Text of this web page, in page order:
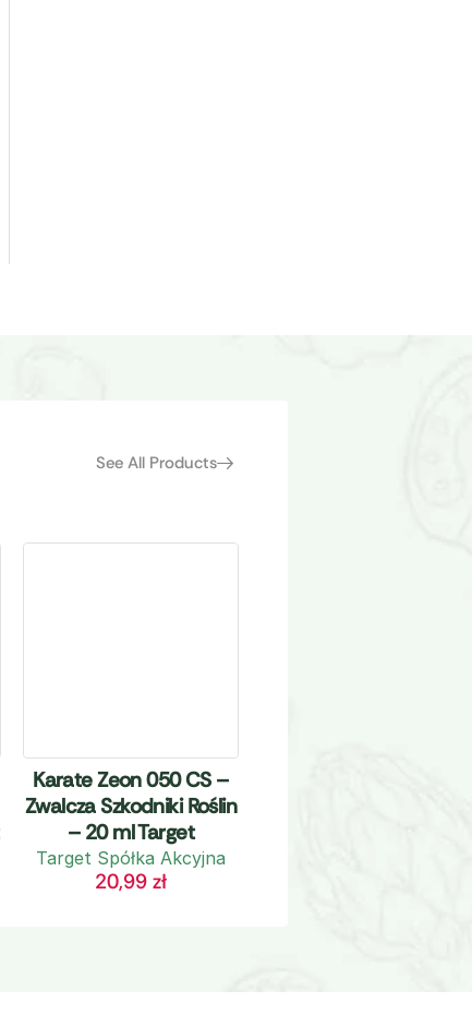
See All Products
Karate Zeon 050 CS –
Zwalcza Szkodniki Roślin
– 20 ml Target
Target Spółka Akcyjna
20,99 zł